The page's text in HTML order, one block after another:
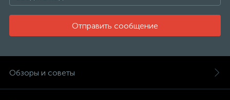
Отправить сообщение
Обзоры и советы